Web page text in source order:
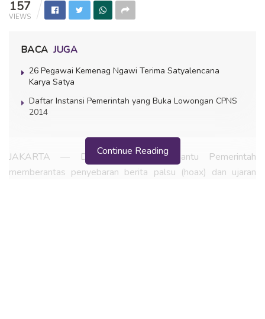
157
VIEWS
BACA JUGA
26 Pegawai Kemenag Ngawi Terima Satyalencana
Karya Satya
Daftar Instansi Pemerintah yang Buka Lowongan CPNS
2014
JAKARTA — Dalam rangka membantu Pemerintah
memberantas penyebaran berita palsu (hoax) dan ujaran
Continue Reading